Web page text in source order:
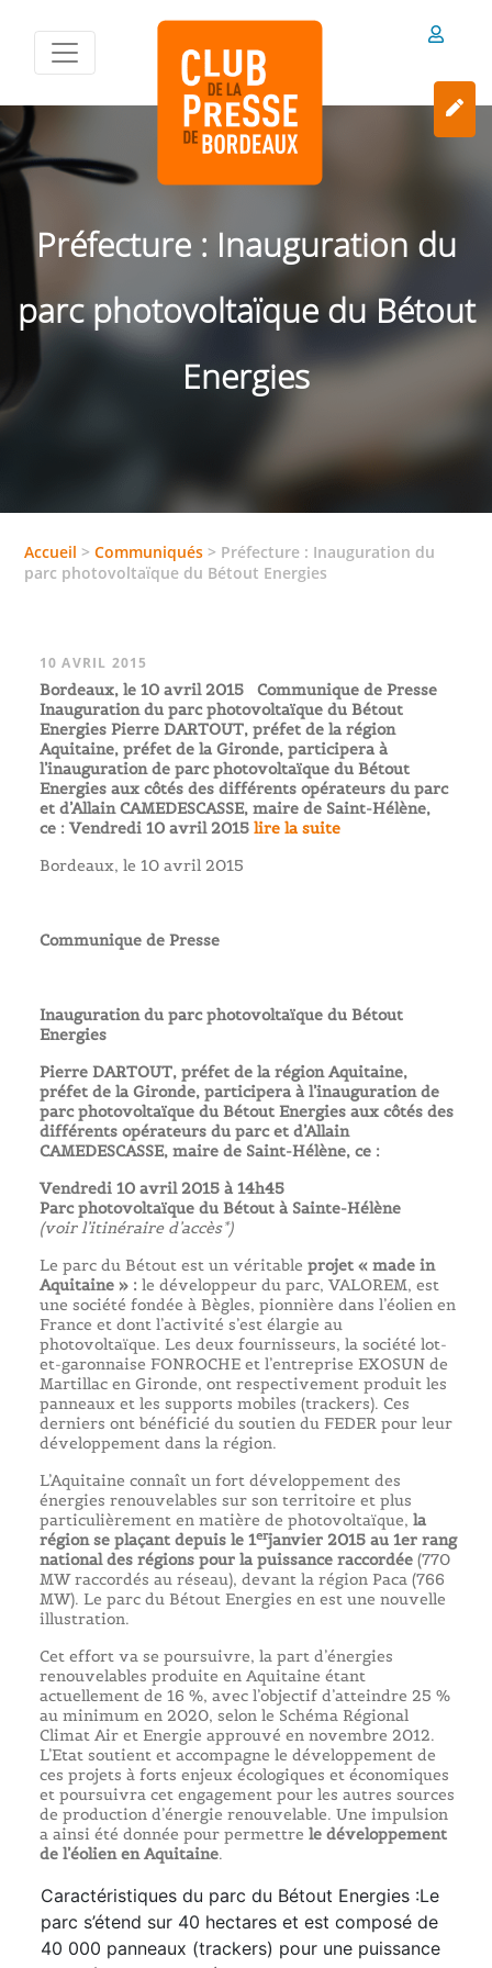
Préfecture : Inauguration du
parc photovoltaïque du Bétout
Energies
Accueil >Communiqués > Préfecture : Inauguration du
parc photovoltaïque du Bétout Energies
10 AVRIL 2015
Bordeaux, le 10 avril 2015 Communique de Presse
Inauguration du parc photovoltaïque du Bétout
Energies Pierre DARTOUT, préfet de la région
Aquitaine, préfet de la Gironde, participera à
l’inauguration de parc photovoltaïque du Bétout
Energies aux côtés des différents opérateurs du parc
et d’Allain CAMEDESCASSE, maire de Saint-Hélène,
ce : Vendredi 10 avril 2015lire la suite
Bordeaux, le 10 avril 2015
Communique de Presse
Inauguration du parc photovoltaïque du Bétout
Energies
Pierre DARTOUT, préfet de la région Aquitaine,
préfet de la Gironde, participera à l’inauguration de
parc photovoltaïque du Bétout Energies aux côtés des
différents opérateurs du parc et d’Allain
CAMEDESCASSE, maire de Saint-Hélène, ce :
Vendredi 10 avril 2015 à 14h45
Parc photovoltaïque du Bétout à Sainte-Hélène
(voir l’itinéraire d’accès*)
Le parc du Bétout est un véritable projet « made in
Aquitaine » : le développeur du parc, VALOREM, est
une société fondée à Bègles, pionnière dans l’éolien en
France et dont l’activité s’est élargie au
photovoltaïque. Les deux fournisseurs, la société lot-
et-garonnaise FONROCHE et l’entreprise EXOSUN de
Martillac en Gironde, ont respectivement produit les
panneaux et les supports mobiles (trackers). Ces
derniers ont bénéficié du soutien du FEDER pour leur
développement dans la région.
L’Aquitaine connaît un fort développement des
énergies renouvelables sur son territoire et plus
particulièrement en matière de photovoltaïque, la
région se plaçant depuis le 1erjanvier 2015 au 1errang
national des régions pour la puissance raccordée (770
MW raccordés au réseau), devant la région Paca (766
MW). Le parc du Bétout Energies en est une nouvelle
illustration.
Cet effort va se poursuivre, la part d’énergies
renouvelables produite en Aquitaine étant
actuellement de 16 %, avec l’objectif d’atteindre 25 %
au minimum en 2020, selon le Schéma Régional
Climat Air et Energie approuvé en novembre 2012.
L’Etat soutient et accompagne le développement de
ces projets à forts enjeux écologiques et économiques
et poursuivra cet engagement pour les autres sources
de production d’énergie renouvelable. Une impulsion
a ainsi été donnée pour permettre le développement
de l’éolien en Aquitaine.
Caractéristiques du parc du Bétout Energies :Le
parc s’étend sur 40 hectares et est composé de
40 000 panneaux (trackers) pour une puissance